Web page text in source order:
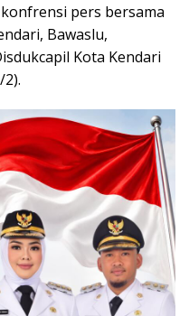
pers bersama
Bawaslu,
Kota Kendari